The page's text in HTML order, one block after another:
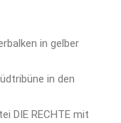
in gelber
in den
DIE RECHTE mit